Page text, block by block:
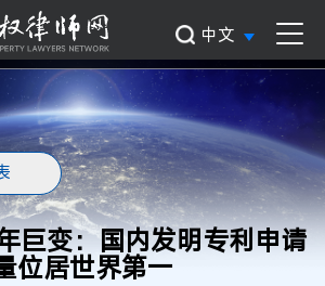
中文
巨变：国内发明专利申请
位居世界第一